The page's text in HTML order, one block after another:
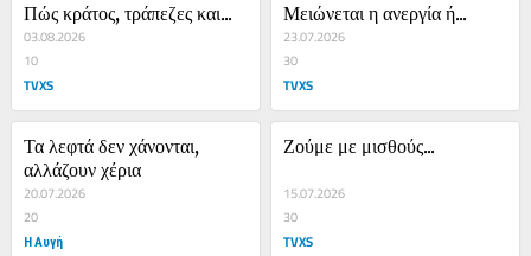
Πώς κράτος, τράπεζες και...
03.08.2026
10
TVXS
Μειώνεται η ανεργία ή...
23.07.2026
30
TVXS
Τα λεφτά δεν χάνονται,
αλλάζουν χέρια
20.07.2026
20
Η Αυγή
Ζούμε με μισθούς...
15.07.2026
30
TVXS